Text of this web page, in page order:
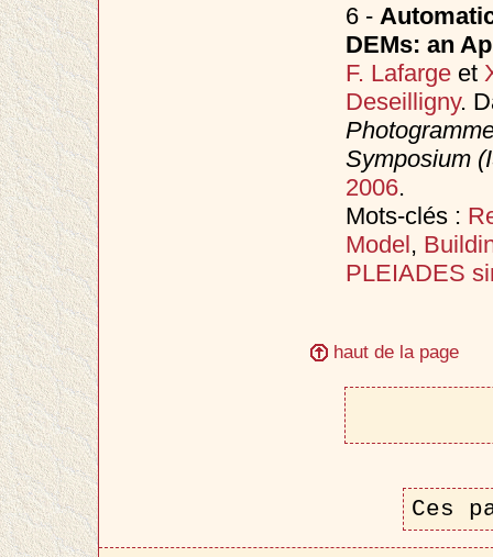
6 -
DEMs: an
F. Lafargeet
Deseilligny.
Symposium
2006.
Mots-clés :
Model,
PLEIADES
haut de la page
Ces